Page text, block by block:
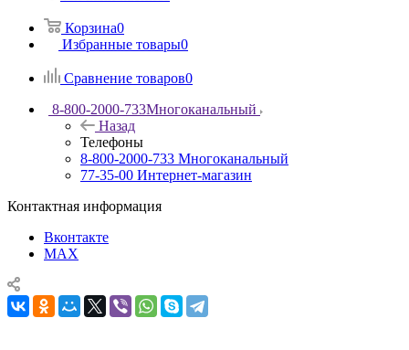
Корзина0
Избранные товары0
Сравнение товаров0
8-800-2000-733Многоканальный
Назад
Телефоны
8-800-2000-733 Многоканальный
77-35-00 Интернет-магазин
Контактная информация
Вконтакте
MAX